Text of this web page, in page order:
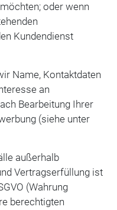
oder wenn
Kundendienst
Name, Kontaktdaten
an
Bearbeitung Ihrer
(siehe unter
außerhalb
Vertragserfüllung ist
(Wahrung
berechtigten